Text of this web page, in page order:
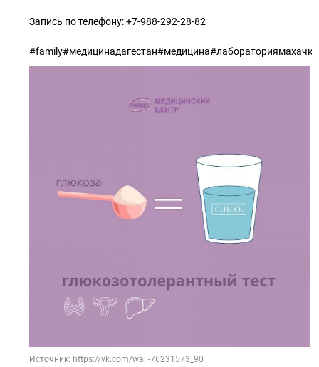
Запись по телефону: +7-988-292-28-82
Источник: https://vk.com/wall-76231573_90